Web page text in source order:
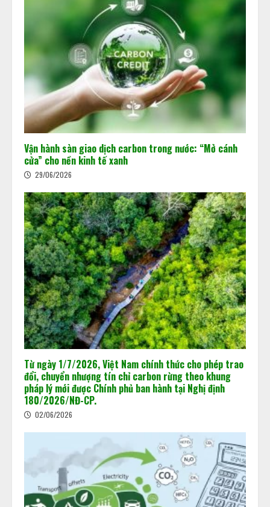
Vận hành sàn giao dịch carbon trong nước: “Mở cánh
cửa” cho nền kinh tế xanh
29/06/2026
Từ ngày 1/7/2026, Việt Nam chính thức cho phép trao
đổi, chuyển nhượng tín chỉ carbon rừng theo khung
pháp lý mới được Chính phủ ban hành tại Nghị định
180/2026/NĐ-CP.
02/06/2026